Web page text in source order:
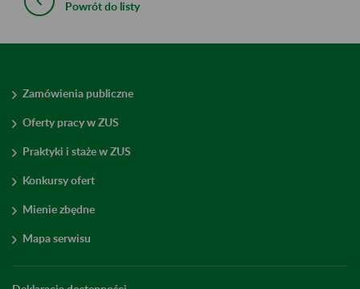
Powrót do listy
Zamówienia publiczne
Oferty pracy w ZUS
Praktyki i staże w ZUS
Konkursy ofert
Mienie zbędne
Mapa serwisu